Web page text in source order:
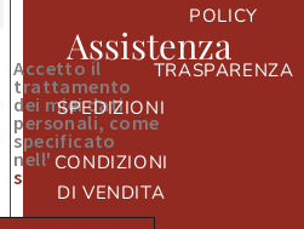
Accetto il
trattamento
dei miei dati
personali, come
specificato
nell' informativa
sulla privacy
Assistenza
SPEDIZIONI
CONDIZIONI
DI VENDITA
POLICY
TRASPARENZA